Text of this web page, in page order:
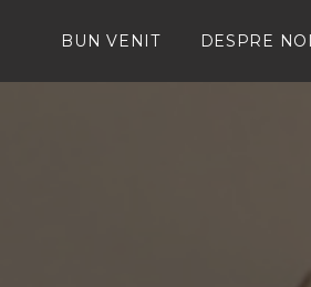
BUN VENIT DESPRE NOI